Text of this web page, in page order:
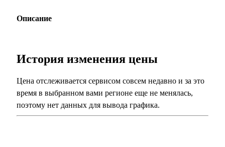
Описание
История изменения цены
Цена отслеживается сервисом совсем недавно и за это
время в выбранном вами регионе еще не менялась,
поэтому нет данных для вывода графика.